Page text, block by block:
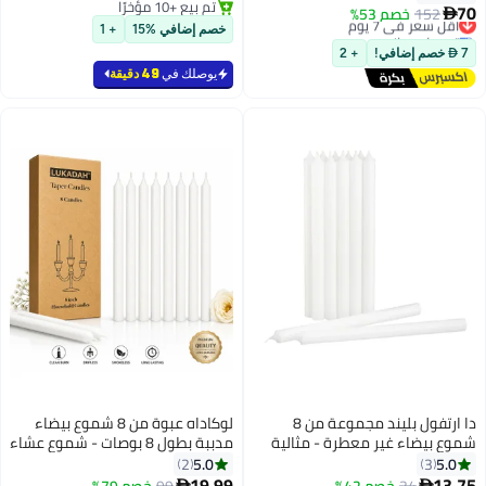
والزهور
70
152 خصم 53%
أقل سعر في 7 يوم
توصيل مجاني
أقل سعر في 7 يوم7  خصم إضافي! + 2
القهوة | لون أبيض | مثالية للهدايا،
ديكور المنزل، الحفلات وتعطير
الغرف | مثالية لغرفة المعيشة
وديكور المكتب
تم بيع +10 مؤخرًا
تم بيع +10 مؤخرًا
خصم إضافي %15 + 1
يوصلك في49 دقيقة
دا ارتفول بليند مجموعة من 8
شموع بيضاء غير معطرة - مثالية
لحفلات الزفاف والحفلات والعشاء
5.0
3
لوكاداه عبوة من 8 شموع بيضاء
مدببة بطول 8 بوصات - شموع عشاء
منزلية غير معطرة لا تسيل، شموع
5.0
2